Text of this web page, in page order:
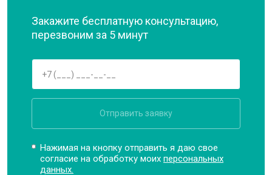
Закажите бесплатную консультацию,
перезвоним за 5 минут
Отправить заявку
Нажимая на кнопку отправить я даю свое
согласие на обработку моихперсональных
данных.